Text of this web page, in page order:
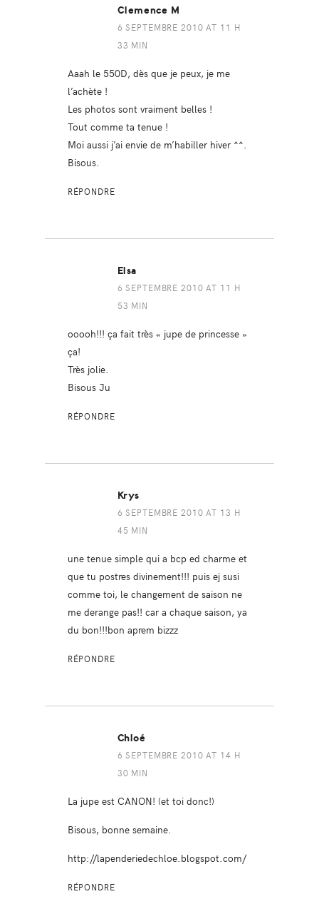
Clemence M
6 SEPTEMBRE 2010 AT 11 H
33 MIN
Aaah le 550D, dès que je peux, je me
l’achète !
Les photos sont vraiment belles !
Tout comme ta tenue !
Moi aussi j’ai envie de m’habiller hiver ^^.
Bisous.
RÉPONDRE
Elsa
6 SEPTEMBRE 2010 AT 11 H
53 MIN
ooooh!!! ça fait très « jupe de princesse »
ça!
Très jolie.
Bisous Ju
RÉPONDRE
Krys
6 SEPTEMBRE 2010 AT 13 H
45 MIN
une tenue simple qui a bcp ed charme et
que tu postres divinement!!! puis ej susi
comme toi, le changement de saison ne
me derange pas!! car a chaque saison, ya
du bon!!!bon aprem bizzz
RÉPONDRE
Chloé
6 SEPTEMBRE 2010 AT 14 H
30 MIN
La jupe est CANON! (et toi donc!)
Bisous, bonne semaine.
http://lapenderiedechloe.blogspot.com/
RÉPONDRE